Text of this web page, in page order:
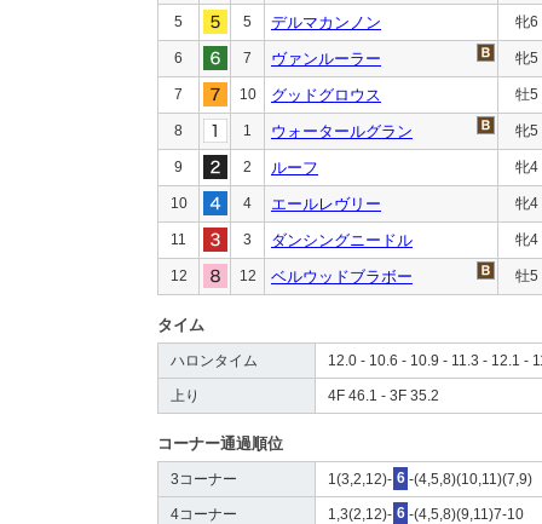
5 5 デルマカンノン 牝6
6 7 ヴァンルーラー 牝5
7 10 グッドグロウス 牡5
8 1 ウォータールグラン 牝5
9 2 ルーフ 牝4
10 4 エールレヴリー 牝4
11 3 ダンシングニードル 牝4
12 12 ベルウッドブラボー 牡5
タイム
ハロンタイム 12.0 - 10.6 - 10.9 - 11.3 - 12.1 -
上り 4F 46.1 - 3F 35.2
コーナー通過順位
3コーナー 1(3,2,12)- 6 -(4,5,8)(10,11)(7,9)
4コーナー 1,3(2,12)- 6 -(4,5,8)(9,11)7-10